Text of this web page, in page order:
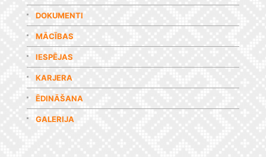
DOKUMENTI
MĀCĪBAS
IESPĒJAS
KARJERA
ĒDINĀŠANA
GALERIJA